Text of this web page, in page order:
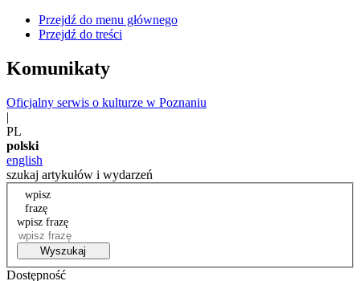
Przejdź do menu głównego
Przejdź do treści
Komunikaty
Oficjalny serwis o kulturze w Poznaniu
|
PL
polski
english
szukaj artykułów i wydarzeń
wpisz
frazę
wpisz frazę
Wyszukaj
Dostępność